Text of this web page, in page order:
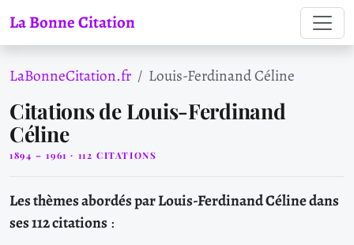
La Bonne Citation
LaBonneCitation.fr Louis-Ferdinand Céline
Citations de Louis-Ferdinand
Céline
1894 – 1961 · 112 CITATIONS
Les thèmes abordés par Louis-Ferdinand Céline dans
ses 112 citations: